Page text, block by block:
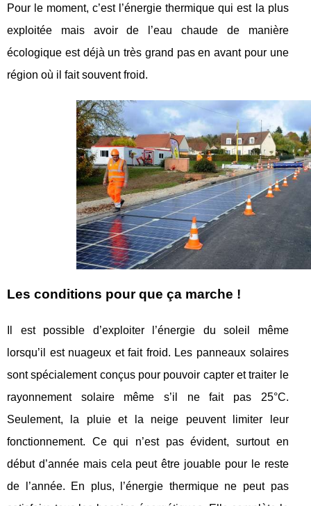
Pour le moment, c’est l’énergie thermique qui est la plus
exploitée mais avoir de l’eau chaude de manière
écologique est déjà un très grand pas en avant pour une
région où il fait souvent froid.
Les conditions pour que ça marche !
Il est possible d’exploiter l’énergie du soleil même
lorsqu’il est nuageux et fait froid. Les panneaux solaires
sont spécialement conçus pour pouvoir capter et traiter le
rayonnement solaire même s’il ne fait pas 25°C.
Seulement, la pluie et la neige peuvent limiter leur
fonctionnement. Ce qui n’est pas évident, surtout en
début d’année mais cela peut être jouable pour le reste
de l’année. En plus, l’énergie thermique ne peut pas